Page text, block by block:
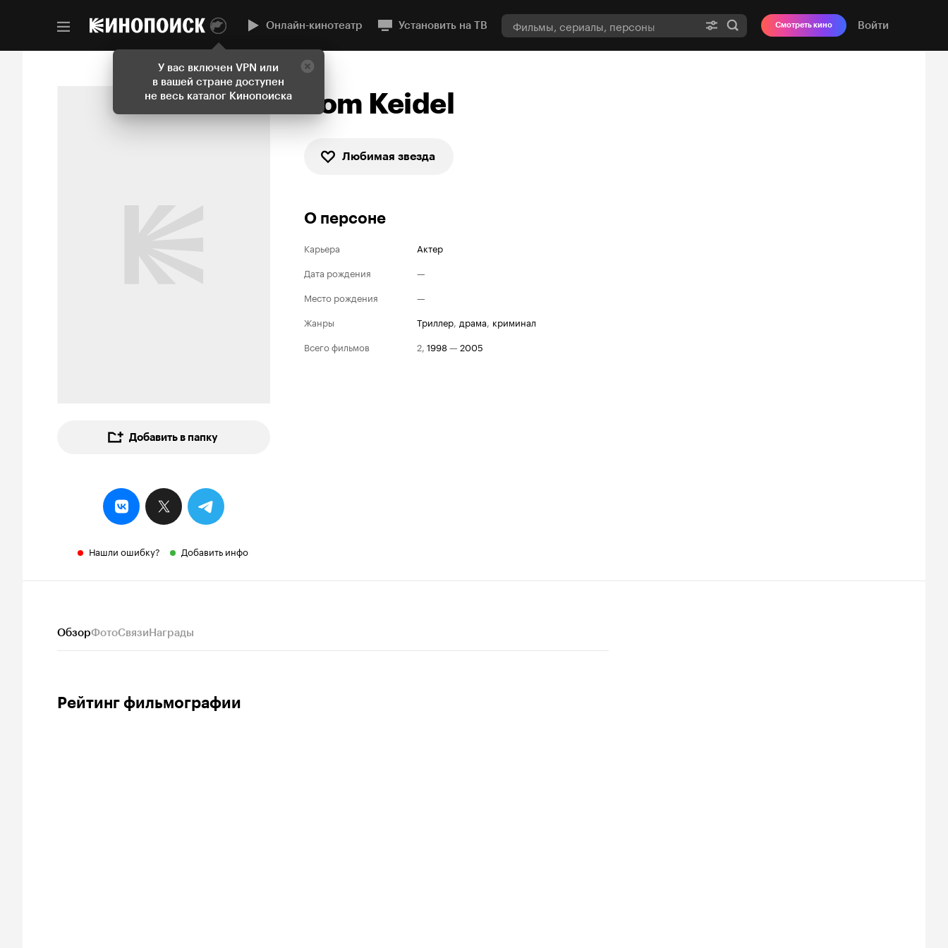
У вас включен VPN или
в вашей стране доступен
не весь каталог Кинопоиска
Онлайн-кинотеатр Установить на ТВ Смотреть кино Войти
Добавить в папку
Нашли ошибку? Добавить инфо
Tom Keidel
Любимая звезда
О персоне
Карьера
Актер
Дата рождения
—
Место рождения
—
Жанры
триллер, драма, криминал
Всего фильмов
2, 1998— 2005
ОбзорФотоСвязиНаграды
Рейтинг фильмографии